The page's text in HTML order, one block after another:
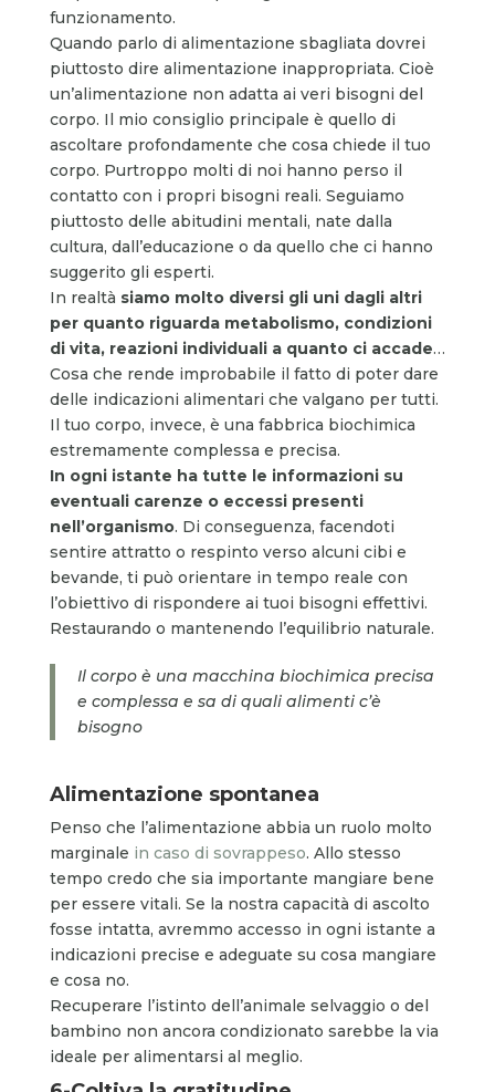
funzionamento.
Quando parlo di alimentazione sbagliata dovrei
piuttosto dire alimentazione inappropriata. Cioè
un’alimentazione non adatta ai veri bisogni del
corpo. Il mio consiglio principale è quello di
ascoltare profondamente che cosa chiede il tuo
corpo. Purtroppo molti di noi hanno perso il
contatto con i propri bisogni reali. Seguiamo
piuttosto delle abitudini mentali, nate dalla
cultura, dall’educazione o da quello che ci hanno
suggerito gli esperti.
In realtà siamo molto diversi gli uni dagli altri
per quanto riguarda metabolismo, condizioni
di vita, reazioni individuali a quanto ci accade…
Cosa che rende improbabile il fatto di poter dare
delle indicazioni alimentari che valgano per tutti.
Il tuo corpo, invece, è una fabbrica biochimica
estremamente complessa e precisa.
In ogni istante ha tutte le informazioni su
eventuali carenze o eccessi presenti
nell’organismo. Di conseguenza, facendoti
sentire attratto o respinto verso alcuni cibi e
bevande, ti può orientare in tempo reale con
l’obiettivo di rispondere ai tuoi bisogni effettivi.
Restaurando o mantenendo l’equilibrio naturale.
Il corpo è una macchina biochimica precisa
e complessa e sa di quali alimenti c’è
bisogno
Alimentazione spontanea
Penso che l’alimentazione abbia un ruolo molto
marginale in caso di sovrappeso. Allo stesso
tempo credo che sia importante mangiare bene
per essere vitali. Se la nostra capacità di ascolto
fosse intatta, avremmo accesso in ogni istante a
indicazioni precise e adeguate su cosa mangiare
e cosa no.
Recuperare l’istinto dell’animale selvaggio o del
bambino non ancora condizionato sarebbe la via
ideale per alimentarsi al meglio.